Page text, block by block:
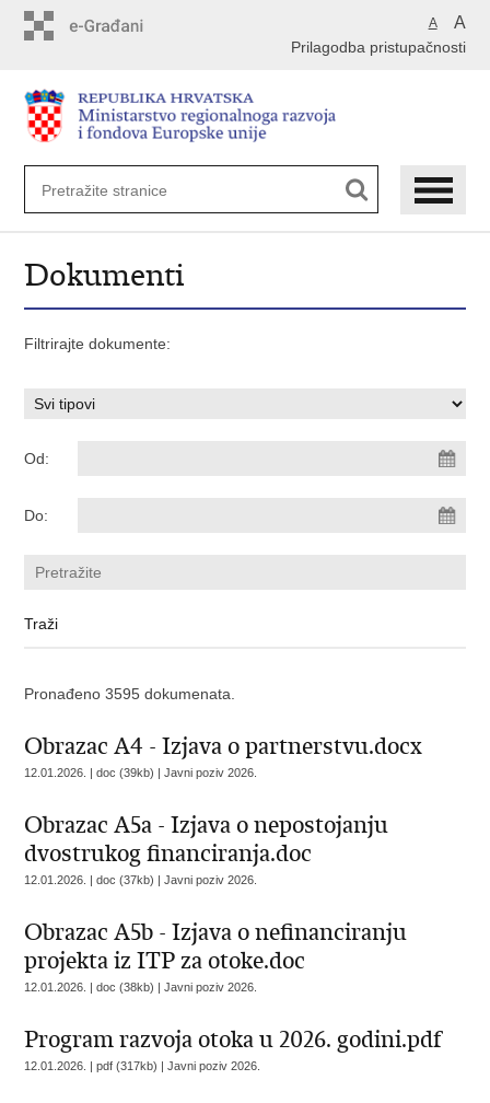
A A
Prilagodba pristupačnosti
Dokumenti
Filtrirajte dokumente:
Od:
Do:
Pronađeno 3595 dokumenata.
Obrazac A4 - Izjava o partnerstvu.docx
12.01.2026. | doc (39kb) |Javni poziv 2026.
Obrazac A5a - Izjava o nepostojanju
dvostrukog financiranja.doc
12.01.2026. | doc (37kb) |Javni poziv 2026.
Obrazac A5b - Izjava o nefinanciranju
projekta iz ITP za otoke.doc
12.01.2026. | doc (38kb) |Javni poziv 2026.
Program razvoja otoka u 2026. godini.pdf
12.01.2026. | pdf (317kb) |Javni poziv 2026.